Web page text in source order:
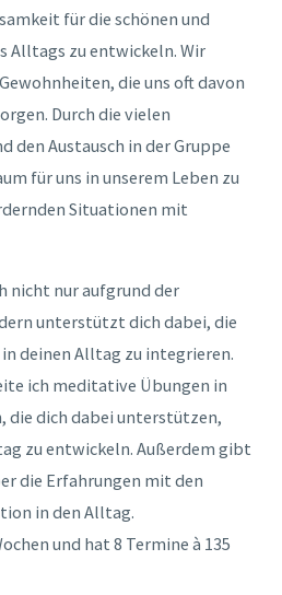
für die schönen und
Alltags zu entwickeln. Wir
die uns oft davon
Durch die vielen
den Austausch in der Gruppe
für uns in unserem Leben zu
Situationen mit
nicht nur aufgrund der
unterstützt dich dabei, die
deinen Alltag zu integrieren.
ich meditative Übungen in
die dich dabei unterstützen,
zu entwickeln. Außerdem gibt
die Erfahrungen mit den
in den Alltag.
und hat 8 Termine à 135